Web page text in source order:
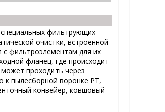
фильтрующих
очистки, встроенной
фильтроэлементам для их
фланец, где происходит
проходить через
пылесборной воронке PT,
конвейер, ковшовый